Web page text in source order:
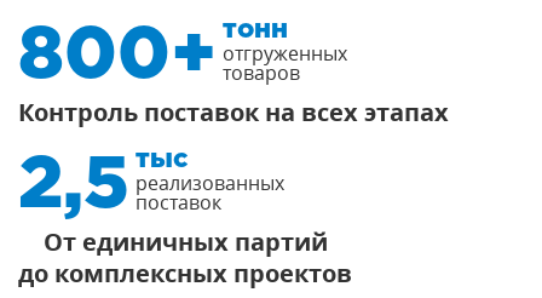
800+ тонн
отгруженных
товаров
Контроль поставок на всех этапах
2,5 тыс
реализованных
поставок
От единичных партий
до комплексных проектов